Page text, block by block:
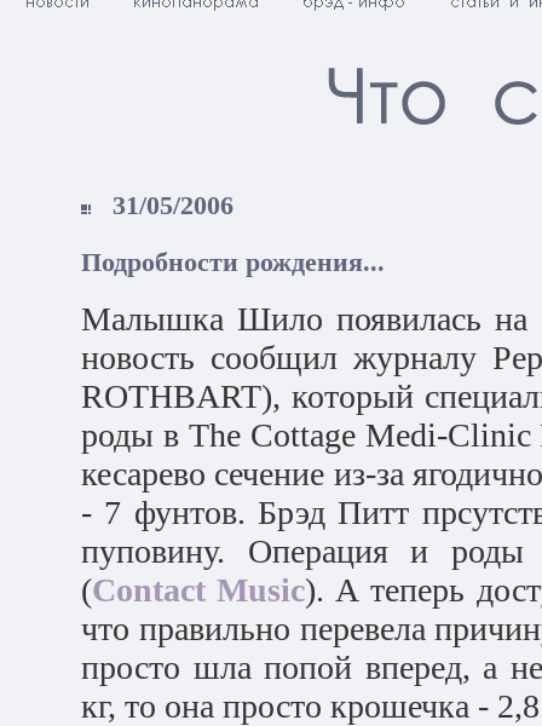
31/05/2006
Подробности рождения...
Малышка Шило появилась на
новость сообщил журналу
ROTHBART), который
роды в The Cottage Medi-
кесарево сечение из-за
- 7 фунтов. Брэд Питт
пуповину. Операция и
(Contact Music). А теперь
что правильно перевела
просто шла попой вперед, а
кг, то она просто крошечка -